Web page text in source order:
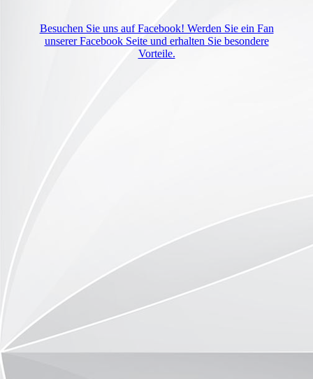
Besuchen Sie uns auf Facebook! Werden Sie ein Fan
unserer Facebook Seite und erhalten Sie besondere
Vorteile.